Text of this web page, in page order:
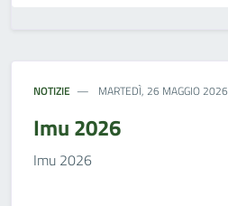
NOTIZIE MARTEDÌ, 26 MAGGIO 2026
Imu 2026
Imu 2026